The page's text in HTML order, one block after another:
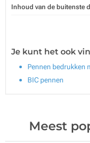
Inhoud van de buitenste
Je kunt het ook
Pennen bedrukken
BIC pennen
Meest